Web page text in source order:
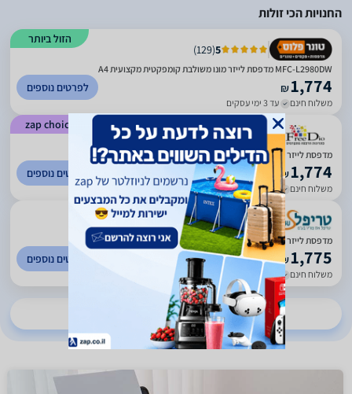
החנויות הכי זולות
הזול ביותר
5
(
129
)
MFC-L2980DW מדפסת לייזר מונו משולבת קומפקטית מקצועית A4
₪1,774
משלוח חינם עד 3 ימי עסקים
לפרטים נוספים
zap choice
4.71
(
1988
)
מדפסת ‏לייזר ‏משולבת Brother MFC-L2980DW
₪1,774
משלוח חינם עד 3 ימי עסקים
לפרטים נוספים
5
(
432
)
מדפסת לייזר מונו משולבת קומפקטית מקצועית MFC-L2980DW
₪1,775
משלוח חינם עד 4 ימי עסקים
לפרטים נוספים
להשוואת מחירים ב-17 חנויות נוספות